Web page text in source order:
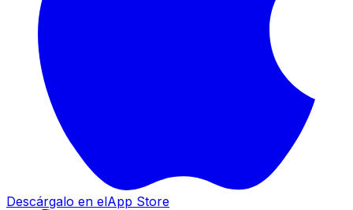
Descárgalo en elApp Store